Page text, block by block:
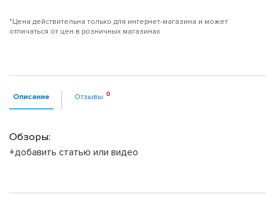
*Цена действительна только для интернет-магазина и может
отличаться от цен в розничных магазинах
Описание Отзывы
Обзоры:
+добавить статью или видео